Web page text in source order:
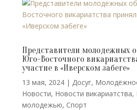
Представители молодежных
Юго-Восточного
участие в «Иверском забеге»
13 мая, 2024| Досуг,
Новости, Новости викариатства,
молодежью, Спорт